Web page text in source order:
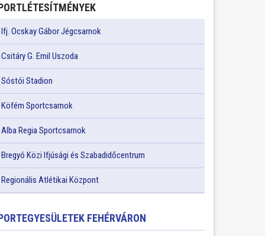
Ifj. Ocskay Gábor Jégcsarnok
Csitáry G. Emil Uszoda
Sóstói Stadion
Köfém Sportcsarnok
Alba Regia Sportcsarnok
Bregyó Közi Ifjúsági és Szabadidőcentrum
Regionális Atlétikai Központ
FEHÉRVÁRON